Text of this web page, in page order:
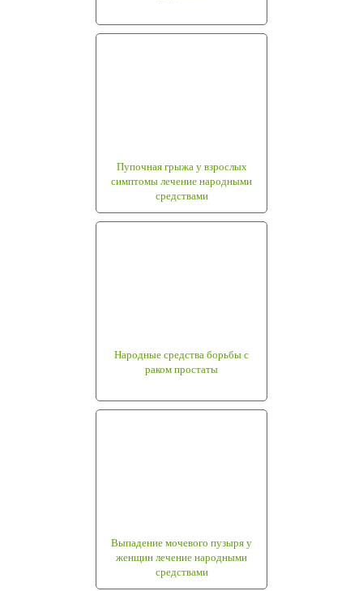
Пупочная грыжа у взрослых
симптомы лечение народными
средствами
Народные средства борьбы с
раком простаты
Выпадение мочевого пузыря у
женщин лечение народными
средствами